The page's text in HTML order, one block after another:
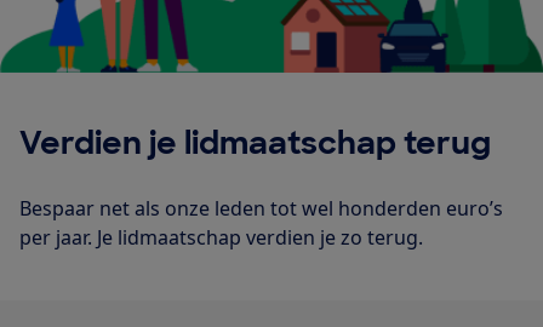
Verdien je lidmaatschap terug
Bespaar net als onze leden tot wel honderden euro’s
per jaar. Je lidmaatschap verdien je zo terug.